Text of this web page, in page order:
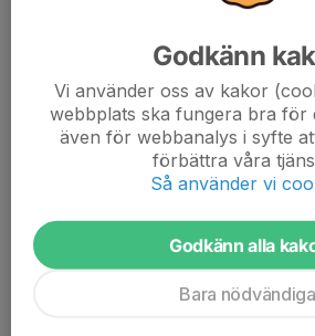
Godkänn
Vi använder oss av kakor
webbplats ska fungera bra för
även för webbanalys i syfte
förbättra våra
Så använder vi
Godkänn alla
Bara nödvändiga